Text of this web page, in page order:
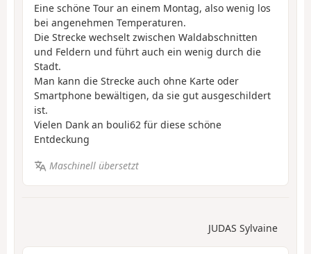
Eine schöne Tour an einem Montag, also wenig los
bei angenehmen Temperaturen.
Die Strecke wechselt zwischen Waldabschnitten
und Feldern und führt auch ein wenig durch die
Stadt.
Man kann die Strecke auch ohne Karte oder
Smartphone bewältigen, da sie gut ausgeschildert
ist.
Vielen Dank an bouli62 für diese schöne
Entdeckung
Maschinell übersetzt
JUDAS Sylvaine